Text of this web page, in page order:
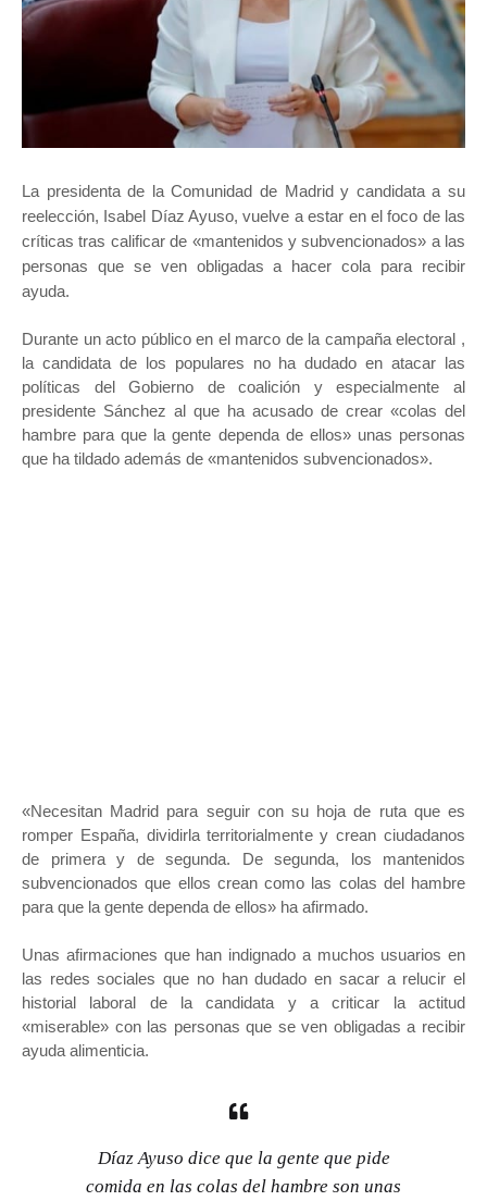
La presidenta de la Comunidad de Madrid y candidata a su
reelección, Isabel Díaz Ayuso, vuelve a estar en el foco de las
críticas tras calificar de «mantenidos y subvencionados» a las
personas que se ven obligadas a hacer cola para recibir
ayuda.
Durante un acto público en el marco de la campaña electoral ,
la candidata de los populares no ha dudado en atacar las
políticas del Gobierno de coalición y especialmente al
presidente Sánchez al que ha acusado de crear «colas del
hambre para que la gente dependa de ellos» unas personas
que ha tildado además de «mantenidos subvencionados».
«Necesitan Madrid para seguir con su hoja de ruta que es
romper España, dividirla territorialmente y crean ciudadanos
de primera y de segunda. De segunda, los mantenidos
subvencionados que ellos crean como las colas del hambre
para que la gente dependa de ellos» ha afirmado.
Unas afirmaciones que han indignado a muchos usuarios en
las redes sociales que no han dudado en sacar a relucir el
historial laboral de la candidata y a criticar la actitud
«miserable» con las personas que se ven obligadas a recibir
ayuda alimenticia.
Díaz Ayuso dice que la gente que pide
comida en las colas del hambre son unas